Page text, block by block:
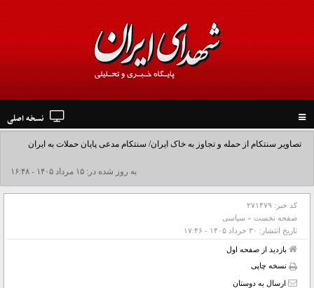
navigation
نسخه اصلی
تصاویر سنتکام از حمله و تجاوز به خاک ایران/ سنتکام مدعی پایان حملات به ایران
شد+فیلم به روز شده در: ۱۵ مرداد ۱۴۰۵ - ۱۶:۴۸
کد خبر: ۲۷۱۴۷۹
صفحه نخست » سیاسی
تاریخ انتشار: ۳۰ خرداد ۱۴۰۵ - ۱۷:۴۶
بازدید از صفحه اول
نسخه چاپی
ارسال به دوستان